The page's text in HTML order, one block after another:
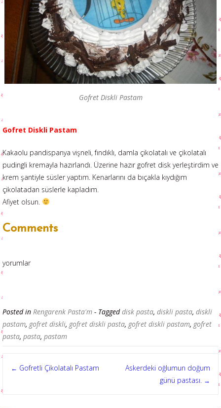
Gofret Diskli Pastam
Gofret Diskli Pastam
Kakaolu pandispanya vişneli, fındıklı, damla çikolatalı ve çikolatalı
pudingli kremayla hazırlandı. Üzerine hazır gofret disk yerleştirdim ve
krem şantiyle süsler yaptım. Kenarlarını da bıçakla kıydığım
çikolatadan süslerle kapladım.
Afiyet olsun.
Comments
yorumlar
Posted in Rengarenk Pasta'm - Taggeddisk pasta, diskli pasta, diskli
pastam, gofret diskli, gofret diskli pasta, gofret diskli pastam, gofret
pasta, pasta, pastam
Post
← Gofretli Çikolatalı Pastam
Askerdeki oğlumun doğum
günü pastası. →